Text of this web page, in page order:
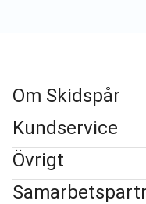
Om Skidspår
Kundservice
Övrigt